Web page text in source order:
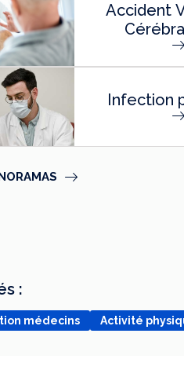
Accident
Infection
:
médecins Activité